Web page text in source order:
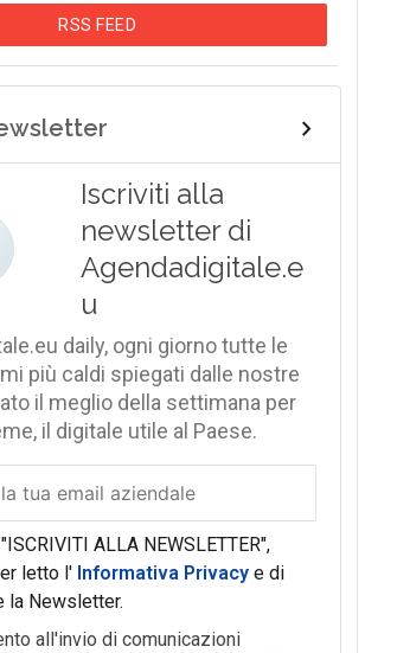
RSS FEED
Iscriviti alla
newsletter di
Agendadigitale.e
u
daily, ogni giorno tutte le
più caldi spiegati dalle nostre
il meglio della settimana per
il digitale utile al Paese.
ALLA NEWSLETTER",
letto l'Informativa Privacy e di
la Newsletter.
all'invio di comunicazioni